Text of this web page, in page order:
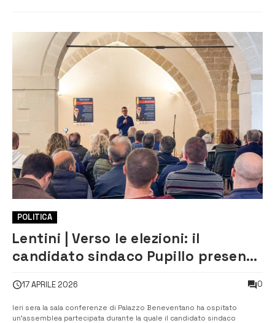
POLITICA
Lentini | Verso le elezioni: il
candidato sindaco Pupillo presenta
“Il futuro della città si costruisce
insieme”
17 APRILE 2026 0
Ieri sera la sala conferenze di Palazzo Beneventano ha ospitato
un’assemblea partecipata durante la quale il candidato sindaco